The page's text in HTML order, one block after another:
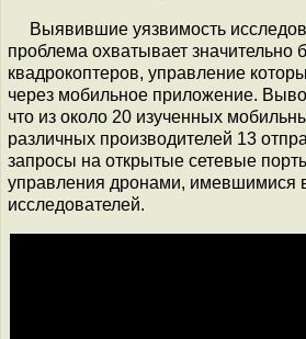
Выявившие уязвимость
проблема охватывает значительно
квадрокоптеров, управление
через мобильное приложение.
что из около 20 изученных
различных производителей 13
запросы на открытые сетевые
управления дронами, имевшимися
исследователей.